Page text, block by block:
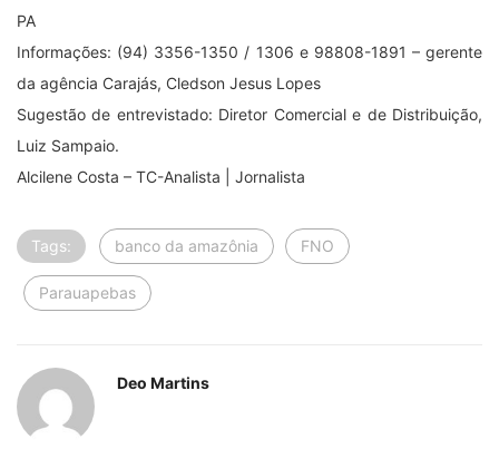
PA
Informações: (94) 3356-1350 / 1306 e 98808-1891 – gerente
da agência Carajás, Cledson Jesus Lopes
Sugestão de entrevistado: Diretor Comercial e de Distribuição,
Luiz Sampaio.
Alcilene Costa – TC-Analista | Jornalista
Tags: banco da amazônia FNO
Parauapebas
Deo Martins